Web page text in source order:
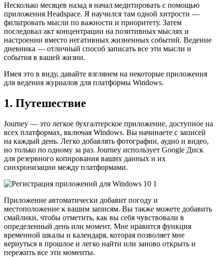
Несколько месяцев назад я начал медитировать с помощью
приложения Headspace. Я научился там одной хитрости —
фильтровать мысли по важности и приоритету. Затем
последовал акт концентрации на позитивных мыслях и
настроении вместо негативных жизненных событий. Ведение
дневника — отличный способ записать все эти мысли и
события в вашей жизни.
Имея это в виду, давайте взглянем на некоторые приложения
для ведения журналов для платформы Windows.
1. Путешествие
Journey — это легкое бухгалтерское приложение, доступное на
всех платформах, включая Windows. Вы начинаете с записей
на каждый день. Легко добавлять фотографии, аудио и видео,
но только по одному за раз. Journey использует Google Диск
для резервного копирования ваших данных и их
синхронизации между платформами.
Приложение автоматически добавит погоду и
местоположение к вашим записям. Вы также можете добавить
смайлики, чтобы отметить, как вы себя чувствовали в
определенный день или момент. Мне нравится функция
временной шкалы и календаря, которая позволяет мне
вернуться в прошлое и легко найти или заново открыть и
пережить все эти моменты.